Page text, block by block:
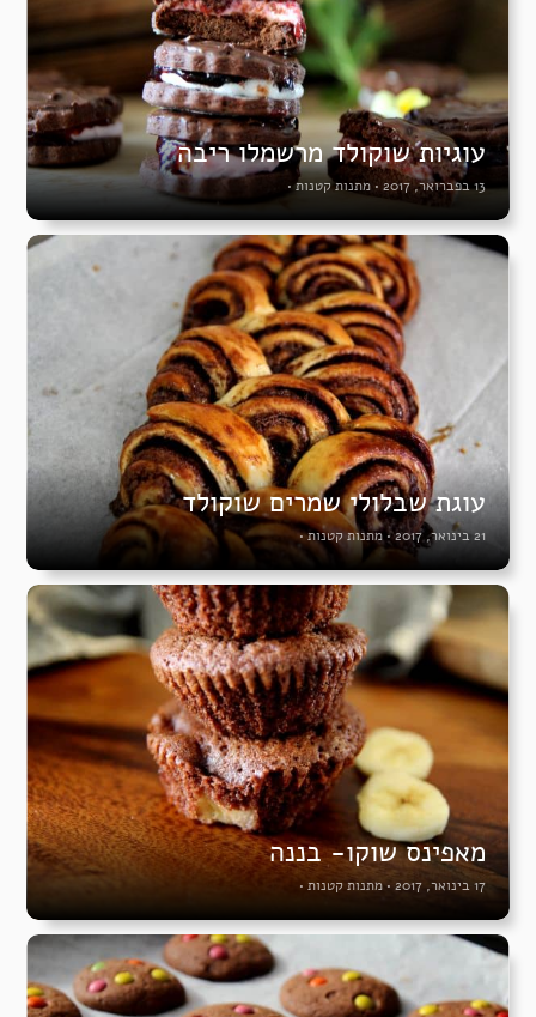
עוגיות שוקולד מרשמלו ריבה
13 בפברואר, 2017 • מתנות קטנות •
עוגת שבלולי שמרים שוקולד
21 בינואר, 2017 • מתנות קטנות•
מאפינס שוקו- בננה
17 בינואר, 2017 •מתנות קטנות •